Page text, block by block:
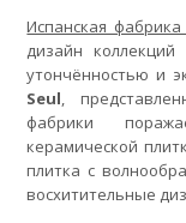
Испанская
дизайн
утончённостью и
Seul,
фабрики
керамической
плитка с
восхитительные